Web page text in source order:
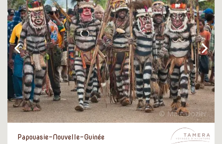
Papouasie-Nouvelle-Guinée